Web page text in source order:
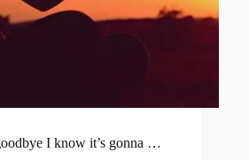
I know it’s gonna …